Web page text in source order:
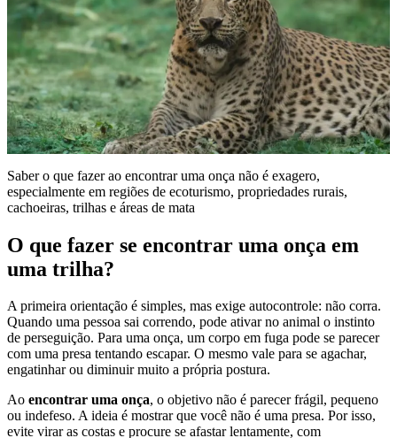
Saber o que fazer ao encontrar uma onça não é exagero,
especialmente em regiões de ecoturismo, propriedades rurais,
cachoeiras, trilhas e áreas de mata
O que fazer se encontrar uma onça em
uma trilha?
A primeira orientação é simples, mas exige autocontrole: não corra.
Quando uma pessoa sai correndo, pode ativar no animal o instinto
de perseguição. Para uma onça, um corpo em fuga pode se parecer
com uma presa tentando escapar. O mesmo vale para se agachar,
engatinhar ou diminuir muito a própria postura.
Ao encontrar uma onça, o objetivo não é parecer frágil, pequeno
ou indefeso. A ideia é mostrar que você não é uma presa. Por isso,
evite virar as costas e procure se afastar lentamente, com